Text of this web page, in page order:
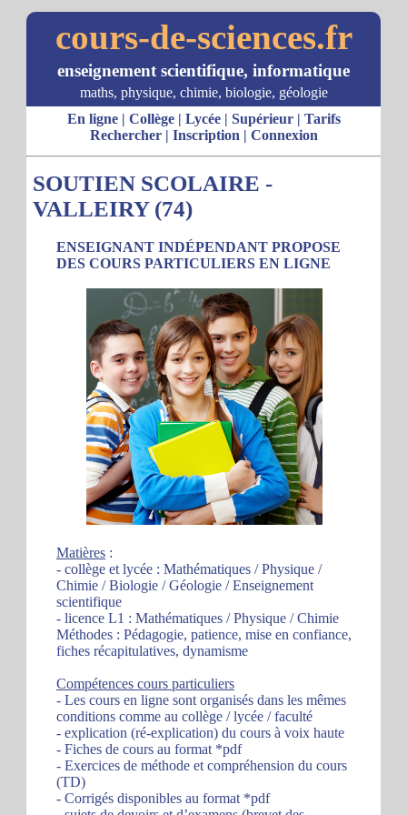
cours-de-sciences.fr
enseignement scientifique, informatique
maths, physique, chimie, biologie, géologie
En ligne| Collège| Lycée| Supérieur| Tarifs
Rechercher| Inscription | Connexion
SOUTIEN SCOLAIRE -
VALLEIRY (74)
ENSEIGNANT INDÉPENDANT PROPOSE
DES COURS PARTICULIERS EN LIGNE
Matières :
- collège et lycée : Mathématiques / Physique /
Chimie / Biologie / Géologie / Enseignement
scientifique
- licence L1 : Mathématiques / Physique / Chimie
Méthodes : Pédagogie, patience, mise en confiance,
fiches récapitulatives, dynamisme
Compétences cours particuliers
- Les cours en ligne sont organisés dans les mêmes
conditions comme au collège / lycée / faculté
- explication (ré-explication) du cours à voix haute
- Fiches de cours au format *pdf
- Exercices de méthode et compréhension du cours
(TD)
- Corrigés disponibles au format *pdf